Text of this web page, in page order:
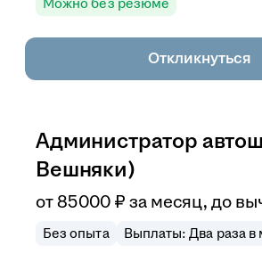
Можно без резюме
Откликнуться
Администратор
Вешняки)
от85 000 ₽ за месяц,до
Без опыта Выплаты: Два раза в